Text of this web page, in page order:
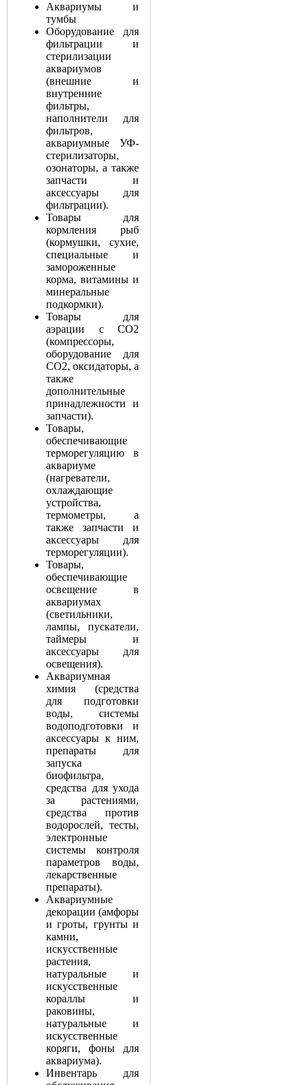
Аквариумы и
тумбы
Оборудование для
фильтрации и
стерилизации
аквариумов
(внешние и
внутренние
фильтры,
наполнители для
фильтров,
аквариумные УФ-
стерилизаторы,
озонаторы, а также
запчасти и
аксессуары для
фильтрации).
Товары для
кормления рыб
(кормушки, сухие,
специальные и
замороженные
корма, витамины и
минеральные
подкормки).
Товары для
аэрации с СО2
(компрессоры,
оборудование для
СО2, оксидаторы, а
также
дополнительные
принадлежности и
запчасти).
Товары,
обеспечивающие
терморегуляцию в
аквариуме
(нагреватели,
охлаждающие
устройства,
термометры, а
также запчасти и
аксессуары для
терморегуляции).
Товары,
обеспечивающие
освещение в
аквариумах
(светильники,
лампы, пускатели,
таймеры и
аксессуары для
освещения).
Аквариумная
химия (средства
для подготовки
воды, системы
водоподготовки и
аксессуары к ним,
препараты для
запуска
биофильтра,
средства для ухода
за растениями,
средства против
водорослей, тесты,
электронные
системы контроля
параметров воды,
лекарственные
препараты).
Аквариумные
декорации (амфоры
и гроты, грунты и
камни,
искусственные
растения,
натуральные и
искусственные
кораллы и
раковины,
натуральные и
искусственные
коряги, фоны для
аквариума).
Инвентарь для